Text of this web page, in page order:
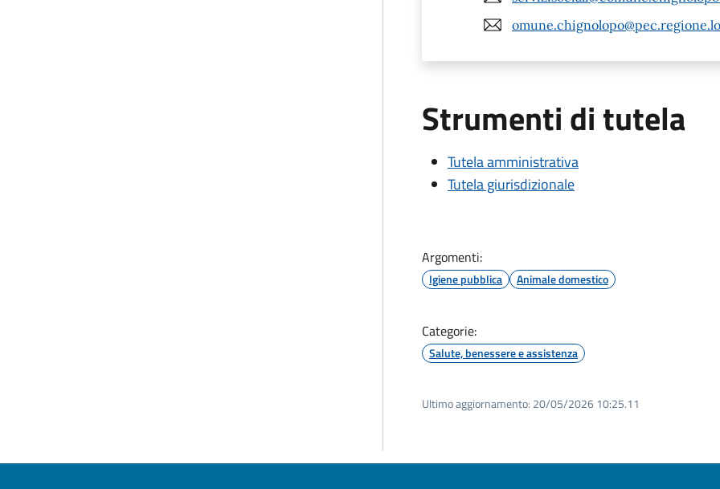
Strumenti di tutela
Tutela amministrativa
Tutela giurisdizionale
Argomenti:
Igiene pubblica Animale domestico
Categorie:
Salute, benessere e assistenza
Ultimo aggiornamento: 20/05/2026 10:25.11